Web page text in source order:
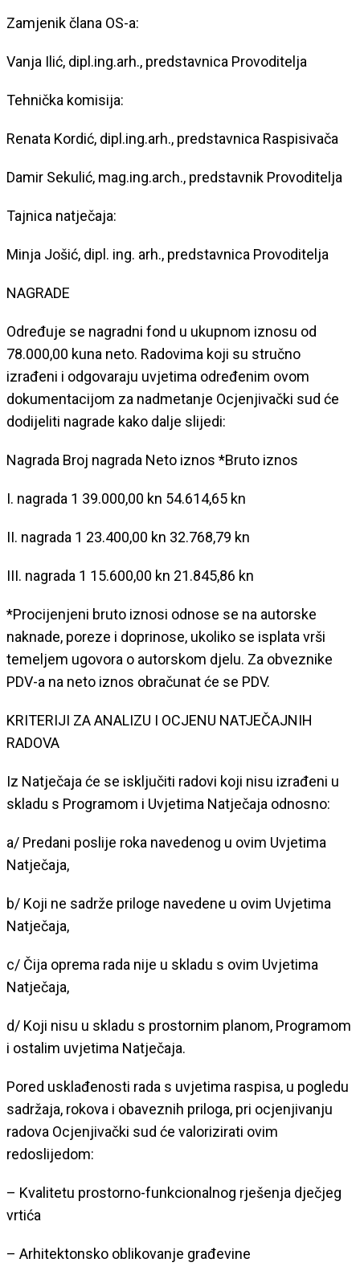
Zamjenik člana OS-a:
Vanja Ilić, dipl.ing.arh., predstavnica Provoditelja
Tehnička komisija:
Renata Kordić, dipl.ing.arh., predstavnica Raspisivača
Damir Sekulić, mag.ing.arch., predstavnik Provoditelja
Tajnica natječaja:
Minja Jošić, dipl. ing. arh., predstavnica Provoditelja
NAGRADE
Određuje se nagradni fond u ukupnom iznosu od
78.000,00 kuna neto. Radovima koji su stručno
izrađeni i odgovaraju uvjetima određenim ovom
dokumentacijom za nadmetanje Ocjenjivački sud će
dodijeliti nagrade kako dalje slijedi:
Nagrada Broj nagrada Neto iznos *Bruto iznos
I. nagrada 1 39.000,00 kn 54.614,65 kn
II. nagrada 1 23.400,00 kn 32.768,79 kn
III. nagrada 1 15.600,00 kn 21.845,86 kn
*Procijenjeni bruto iznosi odnose se na autorske
naknade, poreze i doprinose, ukoliko se isplata vrši
temeljem ugovora o autorskom djelu. Za obveznike
PDV-a na neto iznos obračunat će se PDV.
KRITERIJI ZA ANALIZU I OCJENU NATJEČAJNIH
RADOVA
Iz Natječaja će se isključiti radovi koji nisu izrađeni u
skladu s Programom i Uvjetima Natječaja odnosno:
a/ Predani poslije roka navedenog u ovim Uvjetima
Natječaja,
b/ Koji ne sadrže priloge navedene u ovim Uvjetima
Natječaja,
c/ Čija oprema rada nije u skladu s ovim Uvjetima
Natječaja,
d/ Koji nisu u skladu s prostornim planom, Programom
i ostalim uvjetima Natječaja.
Pored usklađenosti rada s uvjetima raspisa, u pogledu
sadržaja, rokova i obaveznih priloga, pri ocjenjivanju
radova Ocjenjivački sud će valorizirati ovim
redoslijedom:
– Kvalitetu prostorno-funkcionalnog rješenja dječjeg
vrtića
– Arhitektonsko oblikovanje građevine